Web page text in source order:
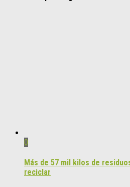
0
Más de 57 mil kilos de
reciclar